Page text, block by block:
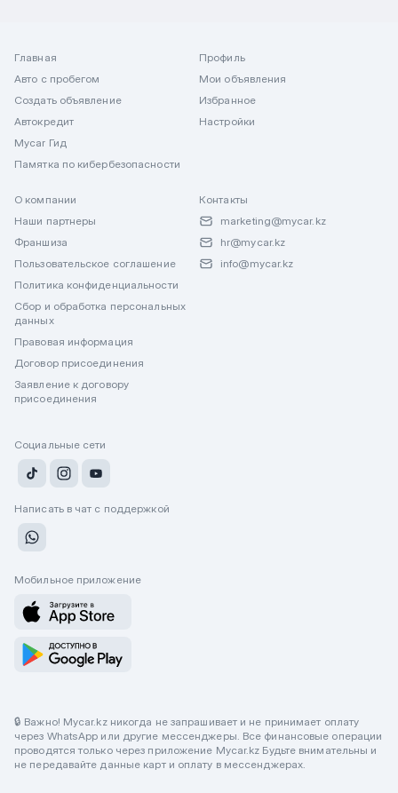
Главная
Авто с пробегом
Создать объявление
Автокредит
Mycar Гид
Памятка по кибербезопасности
Профиль
Мои объявления
Избранное
Настройки
О компании
Наши партнеры
Франшиза
Пользовательское соглашение
Политика конфиденциальности
Сбор и обработка персональных
данных
Правовая информация
Договор присоединения
Заявление к договору
присоединения
Контакты
marketing@mycar.kz
hr@mycar.kz
info@mycar.kz
Социальные сети
Написать в чат с поддержкой
Мобильное приложение
🔒 Важно! Mycar.kz никогда не запрашивает и не принимает оплату
через WhatsApp или другие мессенджеры. Все финансовые операции
проводятся только через приложение Mycar.kz Будьте внимательны и
не передавайте данные карт и оплату в мессенджерах.